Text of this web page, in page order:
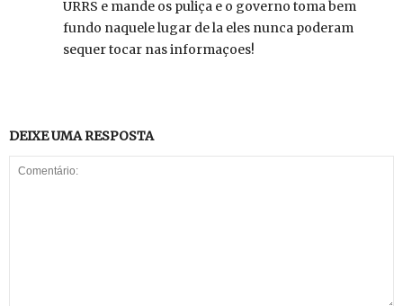
URRS e mande os puliça e o governo toma bem
fundo naquele lugar de la eles nunca poderam
sequer tocar nas informaçoes!
DEIXE UMA RESPOSTA